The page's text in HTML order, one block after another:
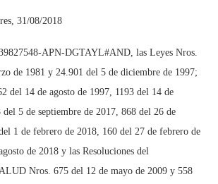
31/08/2018
APN-DGTAYL#AND, las Leyes Nros.
de 1981 y 24.901 del 5 de diciembre de 1997;
del 14 de agosto de 1997, 1193 del 14 de
5 de septiembre de 2017, 868 del 26 de
1 de febrero de 2018, 160 del 27 de febrero de
de 2018 y las Resoluciones del
Nros. 675 del 12 de mayo de 2009 y 558